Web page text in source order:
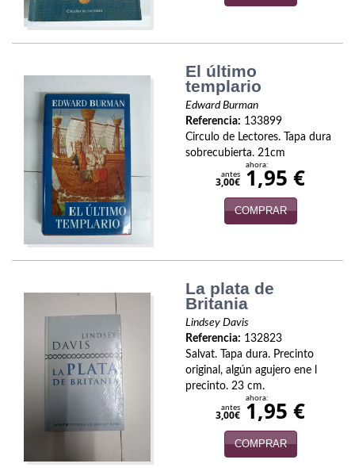
DVD
Enciclopedias
Ensayo
Ensayo literario
Filosofía
Física y Química
historia
Infantil y juvenil
Infantil y juvenil. Nuevo!!
Infantil y juvenil. Nuevo!!!
El último
templario
Edward Burman
Referencia: 133899
Circulo de Lectores. Tapa dura
sobrecubierta. 21cm
antes
3,00€
ahora:
1,95 €
COMPRAR
La plata de
Britania
Lindsey Davis
Referencia: 132823
Salvat. Tapa dura. Precinto
original, algún agujero ene l
precinto. 23 cm.
antes
3,00€
ahora:
1,95 €
COMPRAR